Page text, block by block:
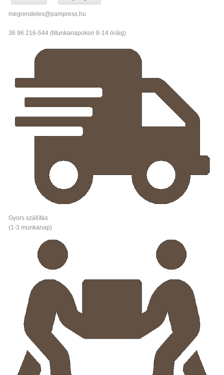
megrendeles@pampress.hu
36 96 216-544 (Munkanapokon 8-14 óráig)
Gyors szállítás
(1-3 munkanap)